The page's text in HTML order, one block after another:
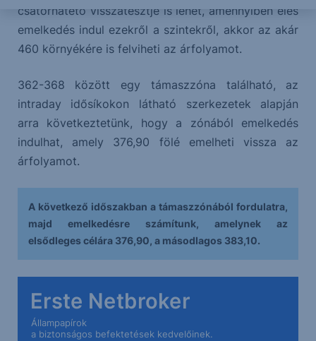
csatornatető visszatesztje is lehet, amennyiben éles
emelkedés indul ezekről a szintekről, akkor az akár
460 környékére is felviheti az árfolyamot.
362-368 között egy támaszzóna található, az
intraday idősíkokon látható szerkezetek alapján
arra következtetünk, hogy a zónából emelkedés
indulhat, amely 376,90 fölé emelheti vissza az
árfolyamot.
A következő időszakban a támaszzónából fordulatra,
majd emelkedésre számítunk, amelynek az
elsődleges célára 376,90, a másodlagos 383,10.
Erste Netbroker
Állampapírok
a biztonságos befektetések kedvelőinek.